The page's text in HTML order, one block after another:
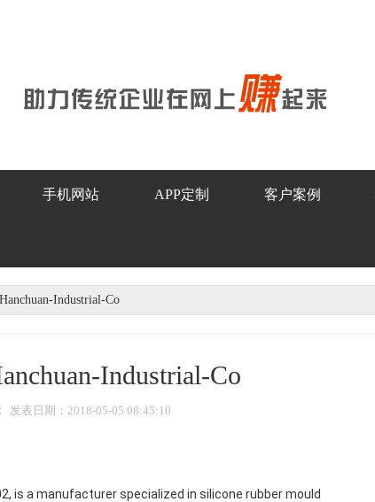
手机网站 APP定制 客户案例
Industrial-Co
Industrial-Co
发表日期：2018-05-05 08:45:10
is a manufacturer specialized in silicone rubber mould